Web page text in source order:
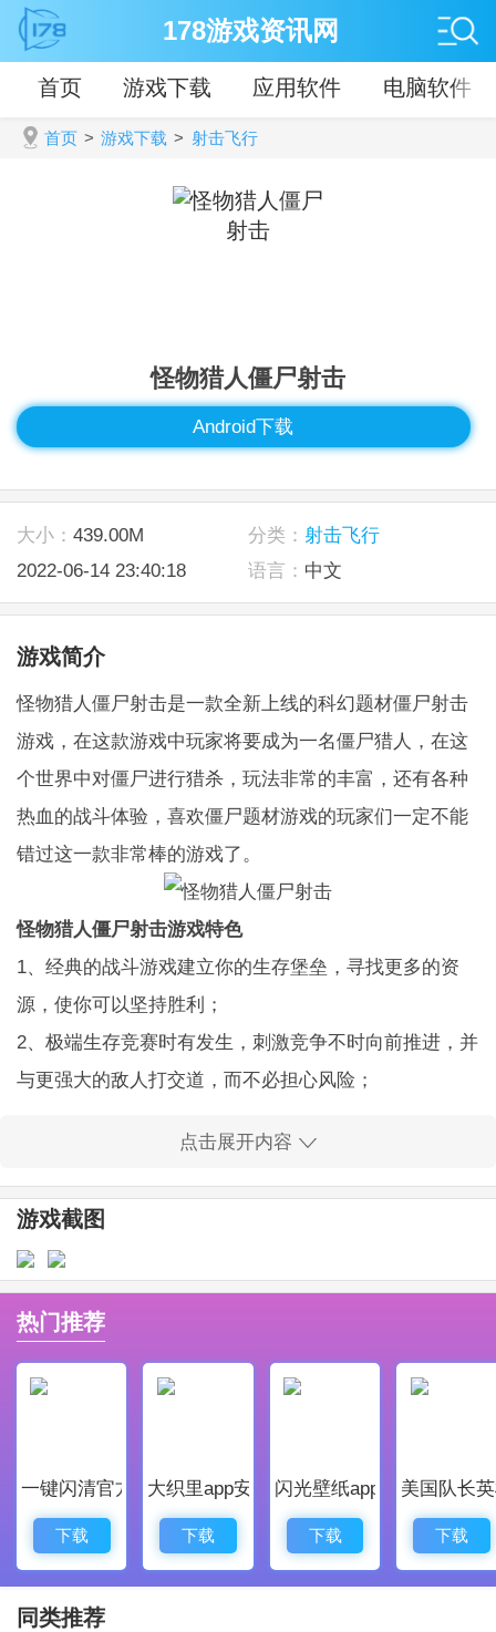
178游戏资讯网
首页 游戏下载 应用软件 电脑软件
首页 > 游戏下载 > 射击飞行
怪物猎人僵尸射击
Android下载
大小： 439.00M 分类： 射击飞行
2022-06-14 23:40:18
语言： 中文
游戏简介
怪物猎人僵尸射击是一款全新上线的科幻题材僵尸射击
游戏，在这款游戏中玩家将要成为一名僵尸猎人，在这
个世界中对僵尸进行猎杀，玩法非常的丰富，还有各种
热血的战斗体验，喜欢僵尸题材游戏的玩家们一定不能
错过这一款非常棒的游戏了。
怪物猎人僵尸射击游戏特色
1、经典的战斗游戏建立你的生存堡垒，寻找更多的资
源，使你可以坚持胜利；
2、极端生存竞赛时有发生，刺激竞争不时向前推进，并
与更强大的敌人打交道，而不必担心风险；
怪物猎人僵尸射击游戏亮点
1、现实和现实的黑暗画面场景，更多的恐慌和令人兴奋
的对抗在你面前，迅速想办法与你身后的僵尸群自由战
斗；
2、它也是非常放松和愉快的操作，不像你想的那么单
调，小心不要让他们找到你的逃生之路；
怪物猎人僵尸射击游戏评测
1、这是摧毁所有僵尸的关键，你需要通过层层僵尸到达
顶端，各种各样的任务和情节可以给你带来不同的激情
和乐趣；
点击展开内容
游戏截图
热门推荐
一键闪清官方最新版
下载
大织里app安卓版
下载
闪光壁纸app安卓最新版
下载
美国队长
下载
同类推荐